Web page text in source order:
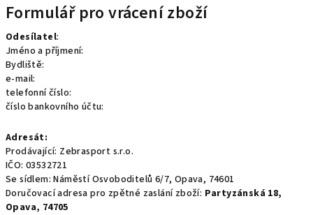
p
i
s
č
l
á
n
k
ů
Formulář pro vrácení zboží
Odesílatel:
Jméno a příjmení:
Bydliště:
e-mail:
telefonní číslo:
číslo bankovního účtu:
Adresát:
Prodávající: Zebrasport s.r.o.
IČO: 03532721
Se sídlem: Náměstí Osvoboditelů 6/7, Opava, 74601
Doručovací adresa pro zpětné zaslání zboží: Partyzánská 18,
Opava, 74705